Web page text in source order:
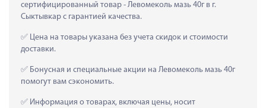
сертифицированный товар - Левомеколь мазь 40г в г.
Сыктывкар с гарантией качества.
Цена на товары указана без учета скидок и стоимости
доставки.
Бонусная и специальные акции на Левомеколь мазь 40г
помогут вам сэкономить.
Информация о товарах, включая цены, носит